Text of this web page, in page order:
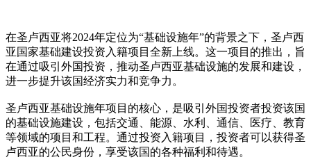
在圣卢西亚将2024年定位为“基础设施年”的背景之下，圣卢西
亚国家基础建设投资入籍项目全新上线。这一项目的推出，旨
在通过吸引外国投资，推动圣卢西亚基础设施的发展和建设，
进一步提升该国经济实力和竞争力。
圣卢西亚基础设施年项目的核心，是吸引外国投资者投资该国
的基础设施建设，包括交通、能源、水利、通信、医疗、教育
等领域的项目和工程。通过投资入籍项目，投资者可以获得圣
卢西亚的公民身份，享受该国的各种福利和待遇。